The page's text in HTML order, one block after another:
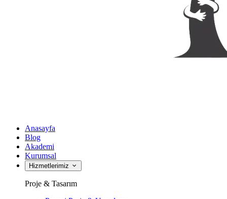
Anasayfa
Blog
Akademi
Kurumsal
Hizmetlerimiz
Proje & Tasarım